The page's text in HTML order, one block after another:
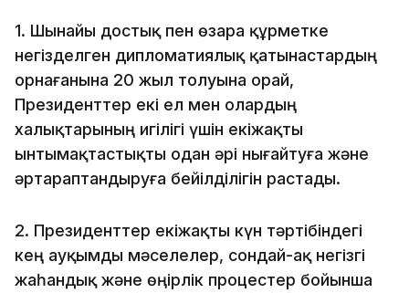
1. Шынайы достық пен өзара құрметке
негізделген дипломатиялық қатынастардың
орнағанына 20 жыл толуына орай,
Президенттер екі ел мен олардың
халықтарының игілігі үшін екіжақты
ынтымақтастықты одан әрі нығайтуға және
әртараптандыруға бейілділігін растады.
2. Президенттер екіжақты күн тәртібіндегі
кең ауқымды мәселелер, сондай-ақ негізгі
жаһандық және өңірлік процестер бойынша